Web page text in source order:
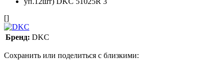
[]
Бренд: DKC
Сохранить или поделиться с близкими: